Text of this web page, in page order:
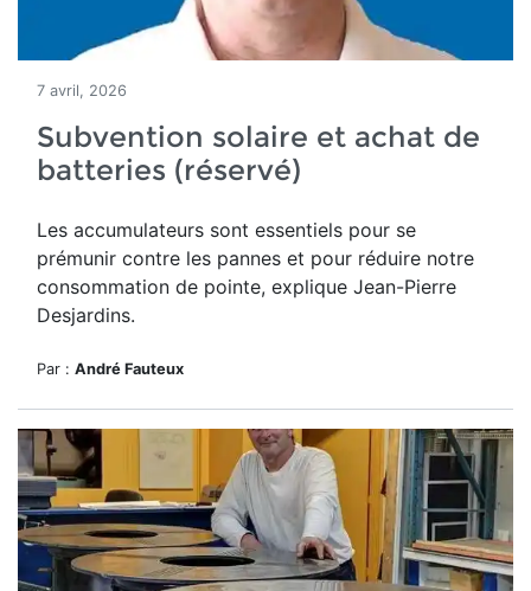
7 avril, 2026
Subvention solaire et achat de
batteries (réservé)
Les accumulateurs sont essentiels pour se
prémunir contre les pannes et pour réduire notre
consommation de pointe, explique Jean-Pierre
Desjardins.
Par : André Fauteux